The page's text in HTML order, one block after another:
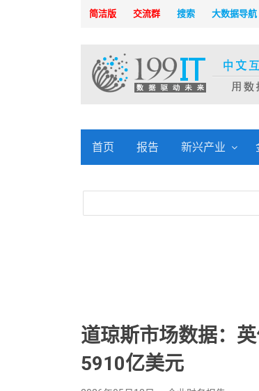
简洁版 交流群 搜索 大数据导航
首页 报告 新兴产业
道琼斯市场数据：
5910亿美元